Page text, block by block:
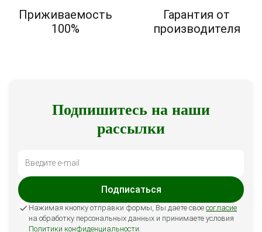
Приживаемость
100%
Гарантия от
производителя
Подпишитесь на наши
рассылки
Подписаться
Нажимая кнопку отправки формы, Вы даете свое согласие
на обработку персональных данных и принимаете условия
Политики конфиденциальности.